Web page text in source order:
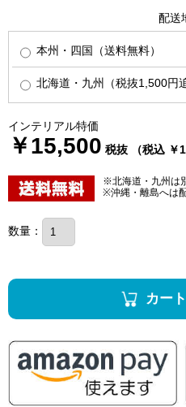
配送
本州・四国（送料無料）
北海道・九州（税抜1,500円
インテリアル特価
￥15,500 税抜 （税込 ￥
※北海道・九州は
※沖縄・離島へは
数量：
カー